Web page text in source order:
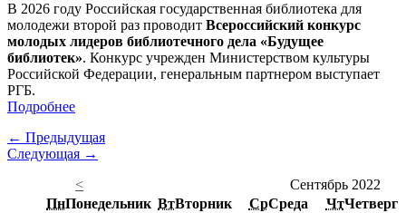
В 2026 году Российская государственная библиотека для
молодежи второй раз проводит Всероссийский конкурс
молодых лидеров библиотечного дела «Будущее
библиотек». Конкурс учрежден Министерством культуры
Российской Федерации, генеральным партнером выступает
РГБ.
Подробнее
← Предыдущая
Следующая →
<
Сентябрь 2022
ПнПонедельник ВтВторник СрСреда ЧтЧетверг